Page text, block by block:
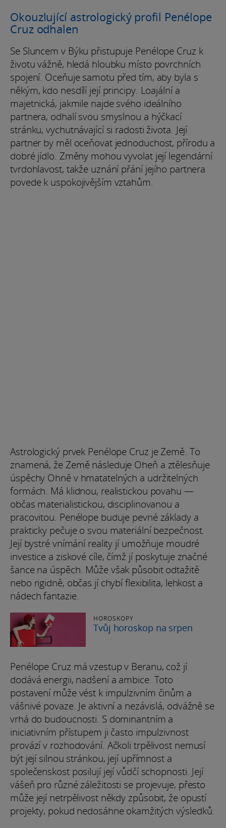
Okouzlující astrologický profil Penélope
Cruz odhalen
Se Sluncem v Býku přistupuje Penélope Cruz k
životu vážně, hledá hloubku místo povrchních
spojení. Oceňuje samotu před tím, aby byla s
někým, kdo nesdílí její principy. Loajální a
majetnická, jakmile najde svého ideálního
partnera, odhalí svou smyslnou a hýčkací
stránku, vychutnávající si radosti života. Její
partner by měl oceňovat jednoduchost, přírodu a
dobré jídlo. Změny mohou vyvolat její legendární
tvrdohlavost, takže uznání přání jejího partnera
povede k uspokojivějším vztahům.
Astrologický prvek Penélope Cruz je Země. To
znamená, že Země následuje Oheň a ztělesňuje
úspěchy Ohně v hmatatelných a udržitelných
formách. Má klidnou, realistickou povahu —
občas materialistickou, disciplinovanou a
pracovitou. Penélope buduje pevné základy a
prakticky pečuje o svou materiální bezpečnost.
Její bystré vnímání reality jí umožňuje moudré
investice a ziskové cíle, čímž jí poskytuje značné
šance na úspěch. Může však působit odtažitě
nebo rigidně, občas jí chybí flexibilita, lehkost a
nádech fantazie.
HOROSKOPY
Tvůj horoskop na srpen
Penélope Cruz má vzestup v Beranu, což jí
dodává energii, nadšení a ambice. Toto
postavení může vést k impulzivním činům a
vášnivé povaze. Je aktivní a nezávislá, odvážně se
vrhá do budoucnosti. S dominantním a
iniciativním přístupem ji často impulzivnost
provází v rozhodování. Ačkoli trpělivost nemusí
být její silnou stránkou, její upřímnost a
společenskost posilují její vůdčí schopnosti. Její
vášeň pro různé záležitosti se projevuje, přesto
může její netrpělivost někdy způsobit, že opustí
projekty, pokud nedosáhne okamžitých výsledků.